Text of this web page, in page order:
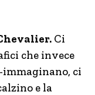
Ci
che invece
ci
e la